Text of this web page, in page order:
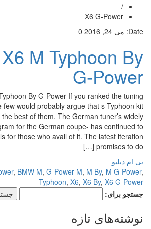
/
X6 G-Power
Date: می 24, 2016 0
X6 M Typhoon By
G-Power
Typhoon By G-Power If you ranked the tuning
few would probably argue that s Typhoon kit
the best of them. The German tuner’s widely
for the German coupe- has continued to
for those who avail of it. The latest iteration
promises to do […]
بی ام دبلیو
,BMW M,G-Power M, M By, M G-Power
Typhoon,X6,X6 By,X6 G-Power
جستجو برای:
نوشته‌های تازه